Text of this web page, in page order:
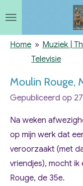
naar
Home » Muziek |
Televisie
Moulin Rouge,
Gepubliceerd op 27
Na weken
op mijn werk dat
veroorzaakt (met
vriendjes), mocht
Rouge, de 35e.